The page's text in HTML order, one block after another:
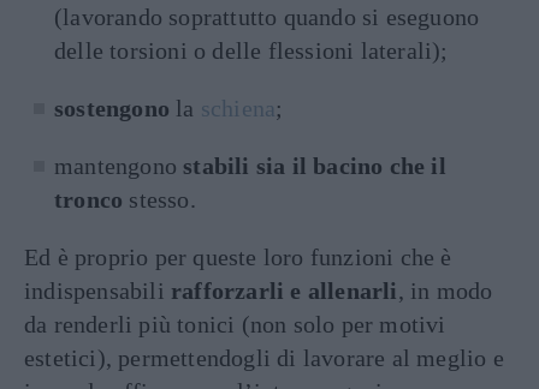
(lavorando soprattutto quando si eseguono
delle torsioni o delle flessioni laterali);
sostengono la schiena;
mantengono stabili sia il bacino che il
tronco stesso.
Ed è proprio per queste loro funzioni che è
indispensabili rafforzarli e allenarli, in modo
da renderli più tonici (non solo per motivi
estetici), permettendogli di lavorare al meglio e